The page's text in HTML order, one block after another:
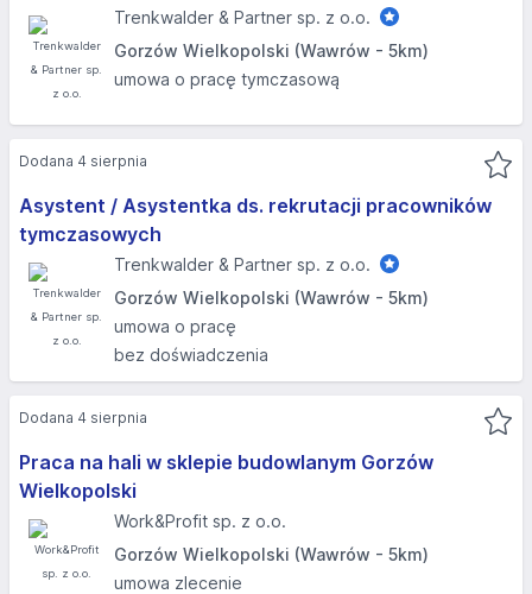
Trenkwalder & Partner sp. z o.o.
Gorzów Wielkopolski (Wawrów - 5km)
umowa o pracę tymczasową
Asystent / Asystentka ds. rekrutacji pracowników
tymczasowych
Trenkwalder & Partner sp. z o.o.
Gorzów Wielkopolski (Wawrów - 5km)
umowa o pracę
bez doświadczenia
Dodana 4 sierpnia
Praca na hali w sklepie budowlanym Gorzów
Wielkopolski
Work&Profit sp. z o.o.
Gorzów Wielkopolski (Wawrów - 5km)
umowa zlecenie
Dodana 4 sierpnia